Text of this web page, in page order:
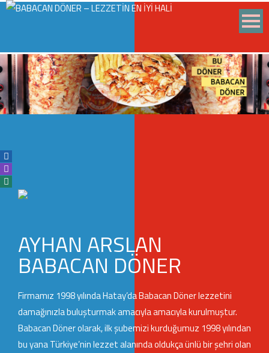
AYHAN ARSLAN
BABACAN DÖNER
Firmamız 1998 yılında Hatay’da Babacan Döner lezzetini
damağınızla buluşturmak amacıyla amacıyla kurulmuştur.
Babacan Döner olarak, ilk şubemizi kurduğumuz 1998 yılından
bu yana Türkiye’nin lezzet alanında oldukça ünlü bir şehri olan